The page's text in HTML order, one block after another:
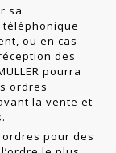
sa
ou en cas
des
pourra
ordres
la vente et
ordres pour des